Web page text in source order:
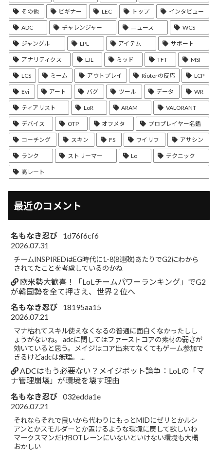
その他 ビギナー LEC トップ インタビュー
ADC チャレンジャー ニュース WCS
ジャングル LPL アイテム サポート
アナリティクス LJL ミッド TFT MSI
LCS ミーム アウトプレイ Rioterの反応 LCP
Evi アート バグ ツール データ WR
ティアリスト LoR ARAM VALORANT
デバイス OTP オフメタ プロプレイヤー名鑑
コーチング スキン FS ワイリフ アサシン
ランク ストリーマー Lo テクニック
高レート
最近のコメント
名もなき忍び
1d76f6cf6
2026.07.31
チームINSPIREDはEG時代に1-8(8連敗)あたりでG2にわから
されてたことを考慮しているのかね
欧米勢大歓喜！「LoLチームパワーランキング」でG2
が韓国勢を全て押さえ、世界２位へ
名もなき忍び
18195aa15
2026.07.21
マナ枯れてスキル使えなくなるの普通に面白くなかったしし
ょうがないね。 adcに関してはファーストコアの素材の弱さが
効いていると思う。メイジはコア出来てなくてもゲーム参加で
きるけどadcは無理。 ...
ADCはもう必要ない？メイジボット論争：LoLの「マ
ナ管理崩壊」が環境を壊す理由
名もなき忍び 032edda1e
2026.07.21
それならそれで良いから代わりにもっとMIDにゼリとかルシ
アンとかスモルダーとか置けるような環境に戻して欲しいわ
マークスマンだけBOTレーンにいないといけない環境も大概
おかしい